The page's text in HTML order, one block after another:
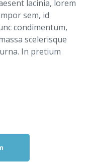
lacinia, lorem
sem, id
condimentum,
scelerisque
In pretium